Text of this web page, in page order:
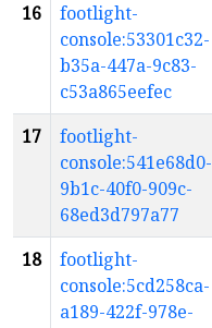
16
footlight-
console:53301c32-
b35a-447a-9c83-
c53a865eefec
17
footlight-
console:541e68d0-
9b1c-40f0-909c-
68ed3d797a77
18
footlight-
console:5cd258ca-
a189-422f-978e-